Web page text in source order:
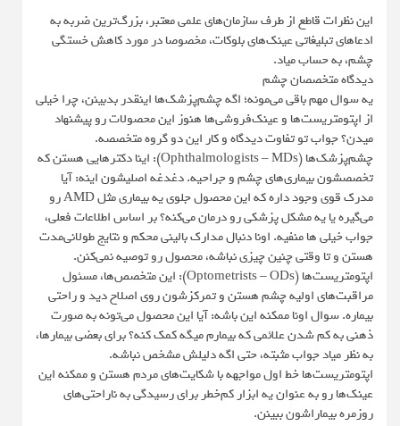
این نظرات قاطع از طرف سازمان‌های علمی معتبر، بزرگ‌ترین ضربه به
ادعاهای تبلیغاتی عینک‌های بلوکات، مخصوصا در مورد کاهش خستگی
چشم، به حساب میاد.
دیدگاه متخصصان چشم
یه سوال مهم باقی می‌مونه؛ اگه چشم‌پزشک‌ها اینقدر بدبینن، چرا خیلی
از اپتومتریست‌ها و عینک‌فروشی‌ها هنوز این محصولات رو پیشنهاد
میدن؟ جواب تو تفاوت دیدگاه و کار این دو گروه متخصصه.
چشم‌پزشک‌ها (Ophthalmologists – MDs): اینا دکترهایی هستن که
تخصصشون بیماری‌های چشم و جراحیه. دغدغه اصلیشون اینه: آیا
مدرک قوی وجود داره که این محصول جلوی یه بیماری مثل AMD رو
می‌گیره یا یه مشکل پزشکی رو درمان می‌کنه؟ بر اساس اطلاعات فعلی،
جواب خیلی ها منفیه. اونا دنبال مدارک بالینی محکم و نتایج طولانی‌مدت
هستن و تا وقتی چنین چیزی نباشه، محصول رو توصیه نمی‌کنن.
اپتومتریست‌ها (Optometrists – ODs): این متخصص‌ها، مسئول
مراقبت‌های اولیه چشم هستن و تمرکزشون روی اصلاح دید و راحتی
بیماره. سوال اونا ممکنه این باشه: آیا این محصول می‌تونه به صورت
ذهنی به کم شدن علائمی که بیمارم میگه کمک کنه؟ برای بعضی بیمارها،
به نظر میاد جواب مثبته، حتی اگه دلیلش مشخص نباشه.
اپتومتریست‌ها خط اول مواجهه با شکایت‌های مردم هستن و ممکنه این
عینک‌ها رو به عنوان یه ابزار کم‌خطر برای رسیدگی به ناراحتی‌های
روزمره بیماراشون ببینن.